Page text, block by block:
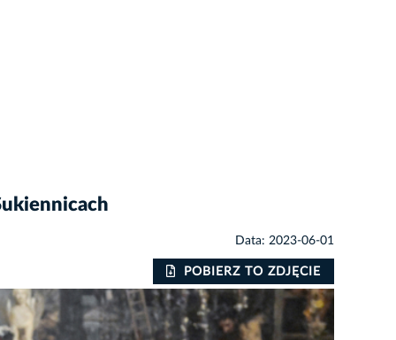
Data: 2023-06-01
POBIERZ TO ZDJĘCIE